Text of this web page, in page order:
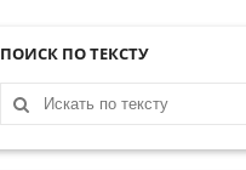
ПОИСК ПО ТЕКСТУ